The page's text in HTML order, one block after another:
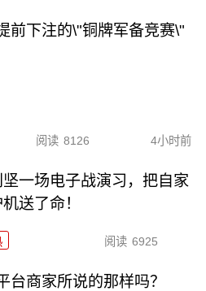
前下注的\"铜牌军备竞赛\"
阅读 8126 4小时前
坚一场电子战演习，把自家
送了命！
阅读 6925
台商家所说的那样吗？